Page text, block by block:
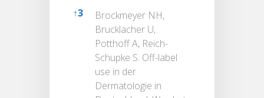
↑3
Brockmeyer NH,
Brucklacher U,
Potthoff A, Reich-
Schupke S. Off-label
use in der
Dermatologie in